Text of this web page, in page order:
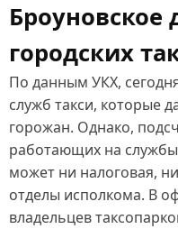
Броуновское
городских
По данным УКХ,
служб такси, которые
горожан. Однако,
работающих на
может ни налоговая,
отделы исполкома. В
владельцев